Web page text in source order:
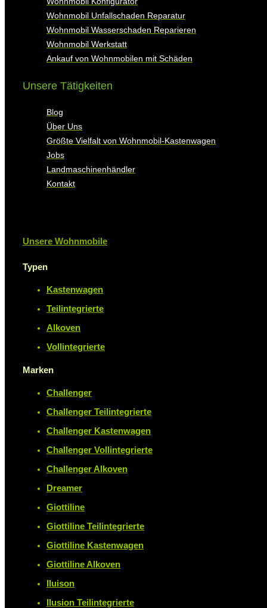
Wohnmobil Unfallschaden Reparatur
Wohnmobil Wasserschaden Reparieren
Wohnmobil Werkstatt
Ankauf von Wohnmobilen mit Schäden
Unsere Tätigkeiten
Blog
Über Uns
Größte Vielfalt von Wohnmobil-Kastenwagen
Jobs
Landmaschinenhändler
Kontakt
Unsere Wohnmobile
Typen
Kastenwagen
Teilintegrierte
Alkoven
Vollintegrierte
Marken
Challenger
Challenger Teilintegrierte
Challenger Kastenwagen
Challenger Vollintegrierte
Challenger Alkoven
Dreamer
Giottiline
Giottiline Teilintegrierte
Giottiline Kastenwagen
Giottiline Alkoven
Iluison
Ilusion Teilintegrierte